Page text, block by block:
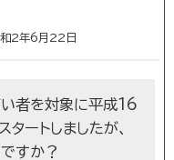
2年6月22日
者を対象に平成16
ートしましたが、
すか？